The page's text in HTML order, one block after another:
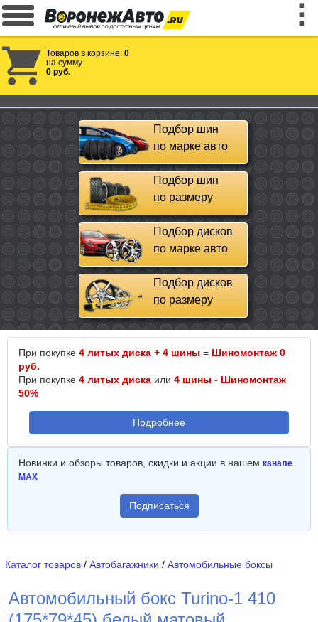
Товаров в корзине: 0
на сумму
0 руб.
Подбор шин
по марке авто
Подбор шин
по размеру
Подбор дисков
по марке авто
Подбор дисков
по размеру
При покупке 4 литых диска + 4 шины = Шиномонтаж 0
руб.
При покупке 4 литых диска или 4 шины - Шиномонтаж
50%
Подробнее
Новинки и обзоры товаров, скидки и акции в нашем канале
MAX
Подписаться
Каталог товаров / Автобагажники / Автомобильные боксы
Автомобильный бокс Turino-1 410